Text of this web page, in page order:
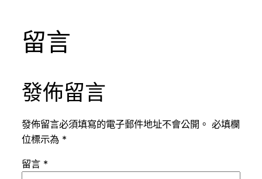
留言
發佈留言
發佈留言必須填寫的電子郵件地址不會公開。 必填欄
位標示為 *
留言 *